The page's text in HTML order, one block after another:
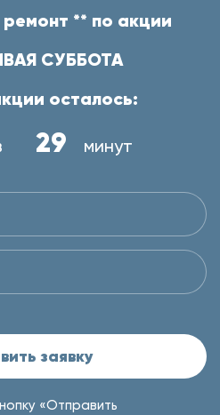
** по акции
СУББОТА
осталось:
29 минут
заявку
«Отправить